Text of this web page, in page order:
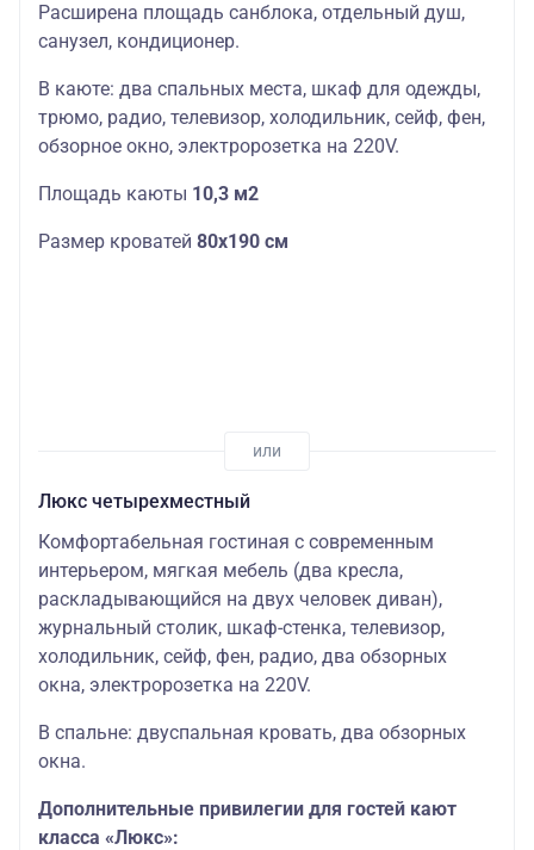
Расширена площадь санблока, отдельный душ,
санузел, кондиционер.
В каюте: два спальных места, шкаф для одежды,
трюмо, радио, телевизор, холодильник, сейф, фен,
обзорное окно, электророзетка на 220V.
Площадь каюты 10,3 м2
Размер кроватей 80х190 см
Люкс четырехместный
Комфортабельная гостиная с современным
интерьером, мягкая мебель (два кресла,
раскладывающийся на двух человек диван),
журнальный столик, шкаф-стенка, телевизор,
холодильник, сейф, фен, радио, два обзорных
окна, электророзетка на 220V.
В спальне: двуспальная кровать, два обзорных
окна.
Дополнительные привилегии для гостей кают
класса «Люкс»: